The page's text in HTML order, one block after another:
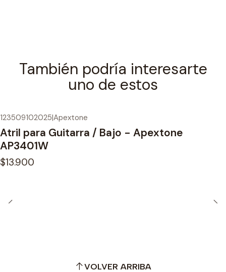
También podría interesarte
uno de estos
123509102025|Apextone
Atril para Guitarra / Bajo - Apextone
AP3401W
$13.900
VOLVER ARRIBA